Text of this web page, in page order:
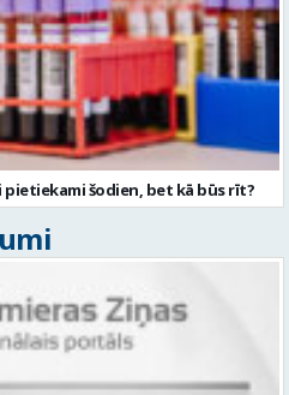
pietiekami šodien, bet kā būs rīt?